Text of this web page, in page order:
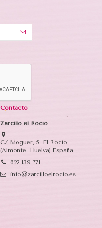
Contacto
Zarcillo el Rocío
C/ Moguer, 5, El Rocío
(Almonte, Huelva) España
622 139 771
info@zarcilloelrocio.es